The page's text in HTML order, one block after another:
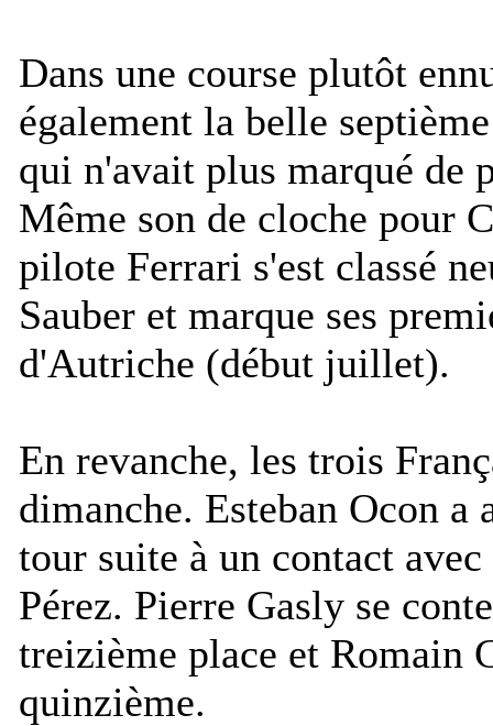
Dans une course plutôt
également la belle
qui n'avait plus marqué de
Même son de cloche pour
pilote Ferrari s'est classé
Sauber et marque ses
d'Autriche (début juillet).
En revanche, les trois
dimanche. Esteban Ocon a
tour suite à un contact
Pérez. Pierre Gasly se
treizième place et Romain
quinzième.